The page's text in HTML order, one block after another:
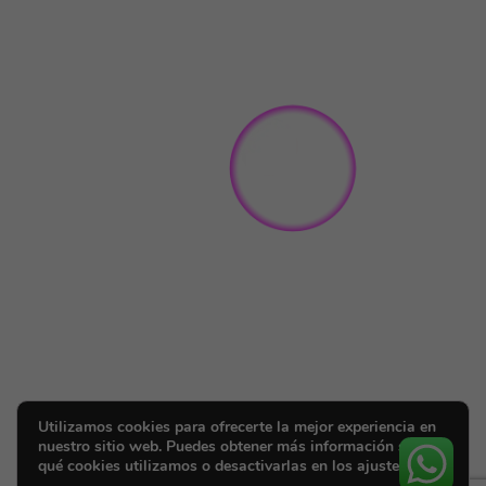
Utilizamos cookies para ofrecerte la mejor experiencia en
nuestro sitio web. Puedes obtener más información sobre
qué cookies utilizamos o desactivarlas en los ajustes.